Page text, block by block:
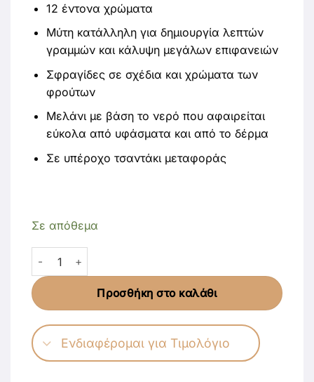
12 έντονα χρώματα
Μύτη κατάλληλη για δημιουργία λεπτών
γραμμών και κάλυψη μεγάλων επιφανειών
Σφραγίδες σε σχέδια και χρώματα των
φρούτων
Μελάνι με βάση το νερό που αφαιρείται
εύκολα από υφάσματα και από το δέρμα
Σε υπέροχο τσαντάκι μεταφοράς
Σε απόθεμα
Ohuhu Σετ 12 Μαρκαδόρων Νερού με Σφραγίδες
Προσθήκη στο καλάθι
Ενδιαφέρομαι για Τιμολόγιο